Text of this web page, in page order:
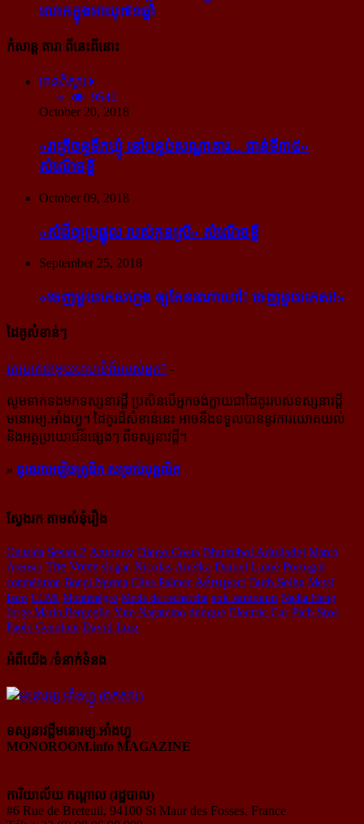
លោក​ក្នុង​អាយុ​៧១ឆ្នាំ
កំសាន្ដ តារា ពីនេះពីនោះ
អានពិស្ដារ
9542
October 20, 2018
«រាត្រីចន្ទទឹកឃ្មុំ នៅបន្ទប់សណ្ឋាគារ... ជាន់ទី៣៥»
សំណើចខ្លី
October 09, 2018
«សំដី​ឲ្យ​ប្រផ្នូល របស់​កូនស្រី» សំណើចខ្លី
September 25, 2018
«ចេញ​មួយ​កេស​ហ្មង ឲ្យ​តែ​នរណា​ហៅ! ចេញ​មួយ​កេស!»
ដៃគូសំខាន់ៗ
រក​​ប្រាក់​​ជា​​មួយ​​គេហទំព័រ​​របស់​​អ្នក? -
សូម​ទាក់ទង​មក​ទស្សនាវដ្ដី ប្រសិន​បើ​អ្នក​ចង់​ក្លាយ​ជា​ដៃគូរ​របស់​ទស្សនាវដ្ដី​
មនោរម្យ.អាំងហ្វូ។ ដៃ​គូរ​ដ៏​សំខាន់​នេះ អាច​នឹង​ទទួល​បាន​នូវ​ការ​យោគយល់
និង​អត្ថ​ប្រយោជន៍​ផ្សេងៗ ពីទស្សនាវដ្ដី។
» ទូរសាអេឡិចត្រូនិក សម្រាប់បុគ្គលិក
ស្វែងរក តាមសំនុំរឿង
Onusida Sesan 2 Antonov Diego Costa Bhumibol Aduljadej Marco
Asensio The Voice slogan Nicolas Anelka Daniel Lainé Portugal
compétition Bongi Ngema Clive Palmer Aéroport Buth Seiha Metal
Isco CCMI Monténégro Mode de recherche sok samoeun Nadia Heng
Jorge Mario Bergoglio Yuto Nagatomo dengue Electric Car Pich Sros
Paolo Gentiloni David Luiz
អំពីយើង /ទំនាក់ទំនង
ទស្សនាវដ្ដីមនោរម្យ.អាំងហ្វូ
MONOROOM.info MAGAZINE
ការិយាល័យ កណ្ដាល (រដ្ឋបាល)
#6 Rue de Breteuil, 94100 St Maur des Fosses, France